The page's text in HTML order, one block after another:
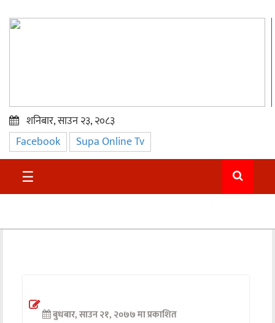
प्रमुख
समाचार
सुदुर
अन्तर्वार्ता
शनिबार, साउन २३, २०८३
Facebook Supa Online Tv
☰
बुधबार, साउन २१, २०७७ मा प्रकाशित